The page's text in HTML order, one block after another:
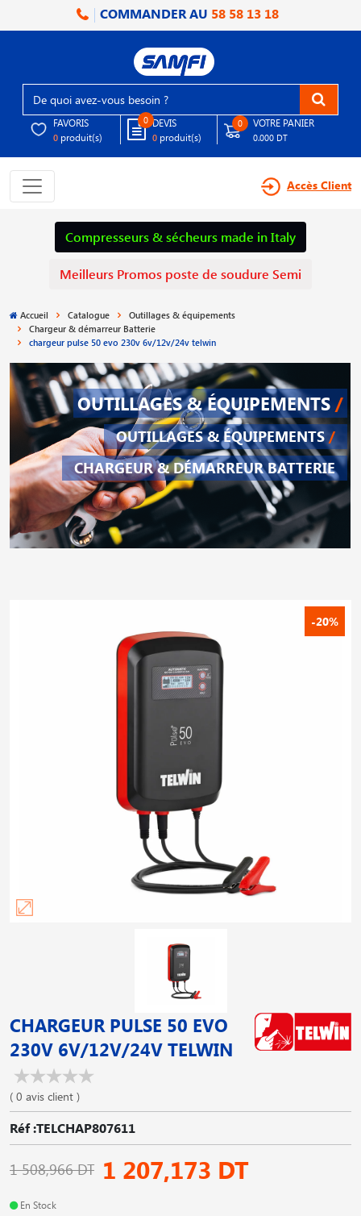
COMMANDER AU 58 58 13 18
FAVORIS
0 produit(s)
0 DEVIS
0 produit(s)
0 VOTRE PANIER
0.000 DT
Accès Client
Compresseurs & sécheurs made in Italy
Meilleurs Promos poste de soudure Semi
Accueil Catalogue
Outillages & équipements
Chargeur & démarreur Batterie
chargeur pulse 50 evo 230v 6v/12v/24v telwin
OUTILLAGES & ÉQUIPEMENTS /
OUTILLAGES & ÉQUIPEMENTS /
CHARGEUR & DÉMARREUR BATTERIE
-20%
CHARGEUR PULSE 50 EVO
230V 6V/12V/24V TELWIN
( 0 avis client )
Réf :TELCHAP807611
1 508,966 DT 1 207,173 DT
En Stock